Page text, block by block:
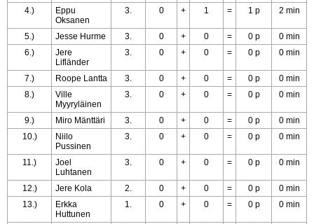
4.)
Eppu
Oksanen
3. 0 + 1 = 1 p 2 min
5.) Jesse Hurme 3. 0 + 0 = 0 p
0 min
6.)
Jere
Lifländer
3. 0 + 0 = 0 p 0 min
7.) Roope Lantta 3. 0 + 0 = 0 p
0 min
8.)
Ville
Myyryläinen
3. 0 + 0 = 0 p 0 min
9.) Miro Mänttäri 3. 0 + 0 = 0 p
0 min
10.)
Niilo
Pussinen
3. 0 + 0 = 0 p 0 min
11.)
Joel
Luhtanen
3. 0 + 0 = 0 p 0 min
12.) Jere Kola 2. 0 + 0 = 0 p
0 min
13.)
Erkka
Huttunen
1. 0 + 0 = 0 p 0 min